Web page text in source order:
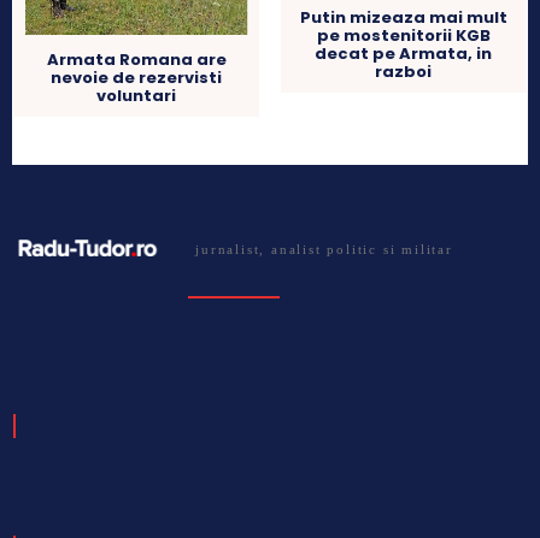
Armata Romana are
nevoie de rezervisti
voluntari
Putin mizeaza mai mult
pe mostenitorii KGB
decat pe Armata, in
razboi
jurnalist, analist politic si militar